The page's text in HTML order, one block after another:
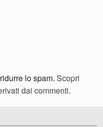
lo spam. Scopri
dai commenti.